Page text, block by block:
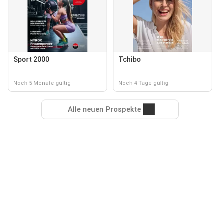
Sport 2000
Noch 5 Monate gültig
Tchibo
Noch 4 Tage gültig
Alle neuen Prospekte